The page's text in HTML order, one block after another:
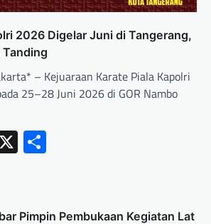
2026 Digelar Juni di Tangerang,
Tanding
– Kejuaraan Karate Piala Kapolri
25–28 Juni 2026 di GOR Nambo
X
Pimpin Pembukaan Kegiatan Lat